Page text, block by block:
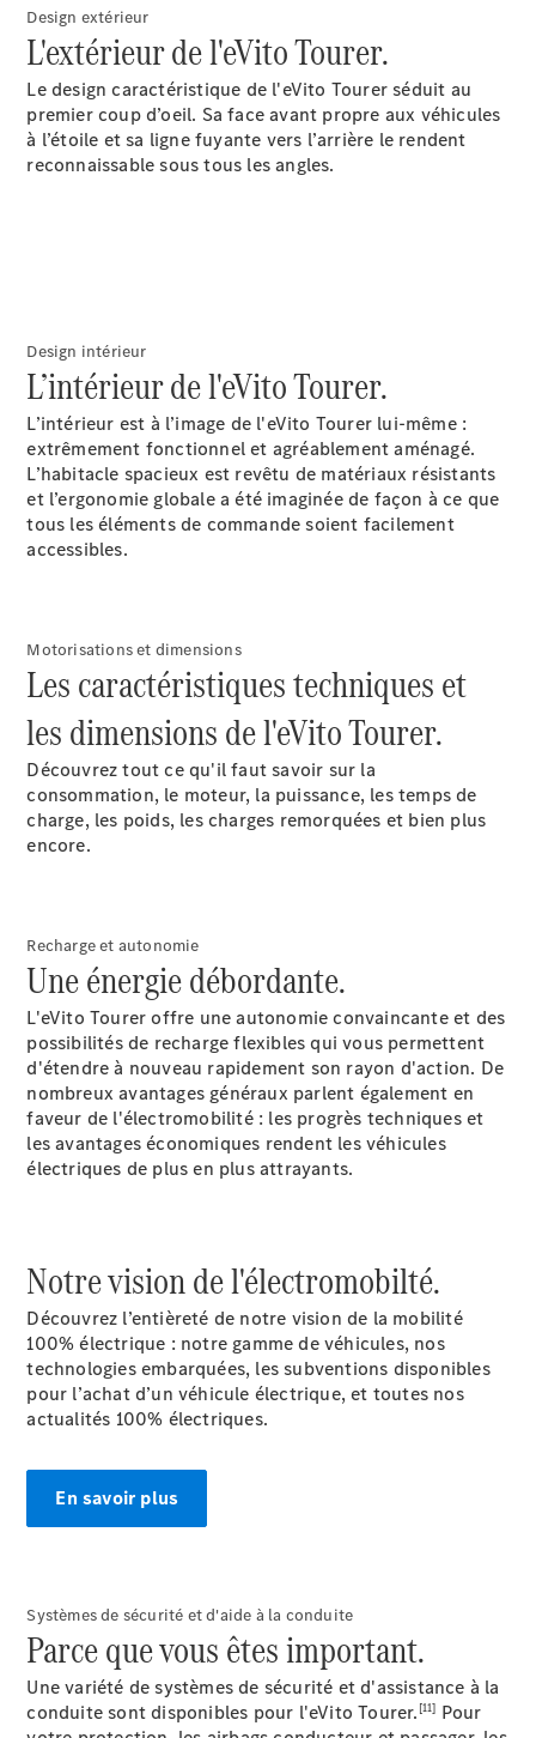
Cabine
simple
Sprinter
Châssis
Cabine
double
Sprinter
véhicule
neuf en
stock
Vito
Vito
Fourgon
Vito Tourer
Configurez
votre
véhicule
stock
Marco Polo
votre
Trouvez un
véhicule
neuf en
stock
eSprinter
eSprinter
eSprinter
Fourgon
Électrique
eSprinter
Châssis
Design extérieur
L'extérieur de l'eVito Tourer.
Le design caractéristique de l'eVito Tourer séduit au
premier coup d’oeil. Sa face avant propre aux véhicules
à l’étoile et sa ligne fuyante vers l’arrière le rendent
reconnaissable sous tous les angles.
Design intérieur
L’intérieur de l'eVito Tourer.
L’intérieur est à l’image de l'eVito Tourer lui-même :
extrêmement fonctionnel et agréablement aménagé.
L’habitacle spacieux est revêtu de matériaux résistants
et l’ergonomie globale a été imaginée de façon à ce que
tous les éléments de commande soient facilement
accessibles.
Motorisations et dimensions
Les caractéristiques techniques et
les dimensions de l'eVito Tourer.
Découvrez tout ce qu'il faut savoir sur la
consommation, le moteur, la puissance, les temps de
charge, les poids, les charges remorquées et bien plus
encore.
Recharge et autonomie
Une énergie débordante.
L'eVito Tourer offre une autonomie convaincante et des
possibilités de recharge flexibles qui vous permettent
d'étendre à nouveau rapidement son rayon d'action. De
nombreux avantages généraux parlent également en
faveur de l'électromobilité : les progrès techniques et
les avantages économiques rendent les véhicules
électriques de plus en plus attrayants.
Notre vision de l'électromobilté.
Découvrez l’entièreté de notre vision de la mobilité
100% électrique : notre gamme de véhicules, nos
technologies embarquées, les subventions disponibles
pour l’achat d’un véhicule électrique, et toutes nos
actualités 100% électriques.
En savoir plus
Systèmes de sécurité et d'aide à la conduite
Parce que vous êtes important.
Une variété de systèmes de sécurité et d'assistance à la
conduite sont disponibles pour l'eVito Tourer. [11] Pour